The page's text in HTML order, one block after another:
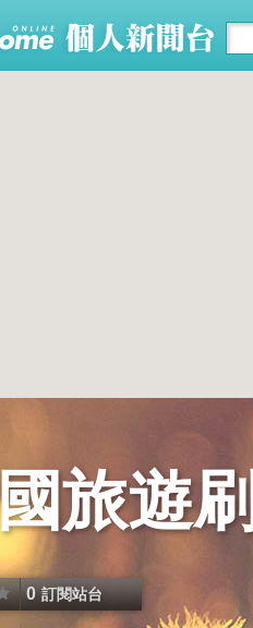
旅遊
0 訂閱站台